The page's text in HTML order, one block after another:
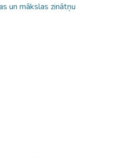
un mākslas zinātņu